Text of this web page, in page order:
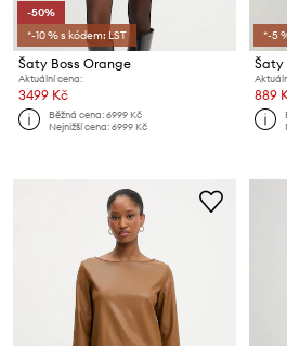
-50%
*-10 % s kódem: LST
Šaty Boss Orange
Aktuální cena:
3499 Kč
Běžná cena:6999 Kč
Nejnižší cena:6999 Kč
*-5
Šaty
889